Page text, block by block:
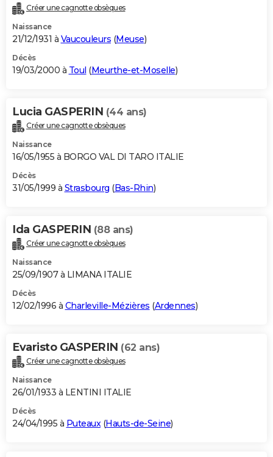
Créer une cagnotte obsèques
Naissance
21/12/1931 à Vaucouleurs (Meuse)
Décès
19/03/2000 à Toul (Meurthe-et-Moselle)
Lucia GASPERIN (44 ans)
Créer une cagnotte obsèques
Naissance
16/05/1955 à BORGO VAL DI TARO ITALIE
Décès
31/05/1999 à Strasbourg (Bas-Rhin)
Ida GASPERIN (88 ans)
Créer une cagnotte obsèques
Naissance
25/09/1907 à LIMANA ITALIE
Décès
12/02/1996 à Charleville-Mézières (Ardennes)
Evaristo GASPERIN (62 ans)
Créer une cagnotte obsèques
Naissance
26/01/1933 à LENTINI ITALIE
Décès
24/04/1995 à Puteaux(Hauts-de-Seine)